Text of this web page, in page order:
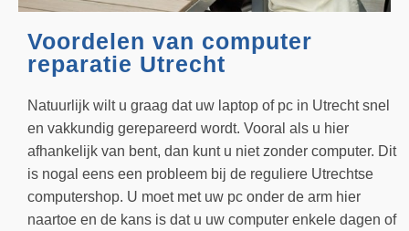
Voordelen van computer
reparatie Utrecht
Natuurlijk wilt u graag dat uw laptop of pc in Utrecht snel
en vakkundig gerepareerd wordt. Vooral als u hier
afhankelijk van bent, dan kunt u niet zonder computer. Dit
is nogal eens een probleem bij de reguliere Utrechtse
computershop. U moet met uw pc onder de arm hier
naartoe en de kans is dat u uw computer enkele dagen of